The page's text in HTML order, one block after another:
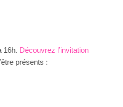
16h. Découvrez l’invitation
présents :